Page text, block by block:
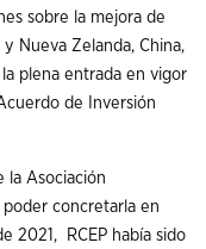
sobre la mejora de
Nueva Zelanda, China,
plena entrada en vigor
de Inversión
la Asociación
poder concretarla en
2021, RCEP había sido